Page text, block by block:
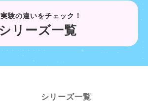
験の違いをチェック！
シリーズ一覧
シリーズ一覧